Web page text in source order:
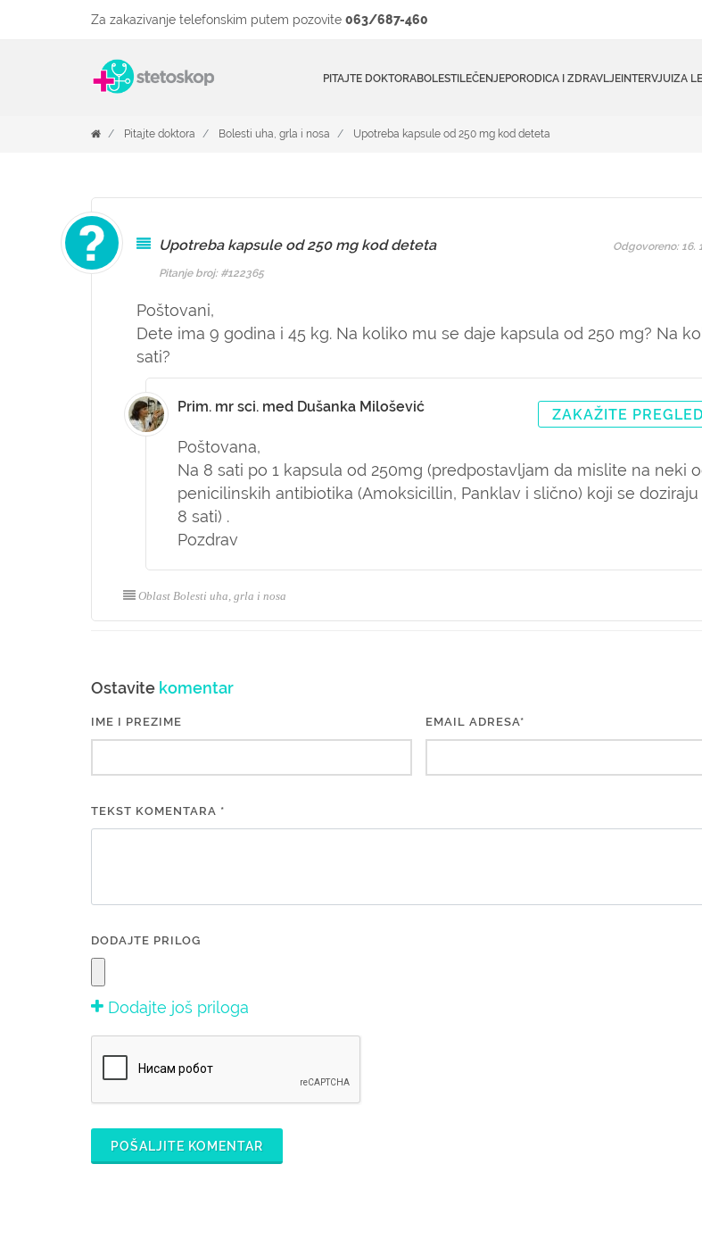
Za zakazivanje telefonskim putem pozovite 063/687-460
PITAJTE DOKTORABOLESTILEČENJEPORODICA I ZDRAVLJEINTERVJUIZA
Pitajte doktora Bolesti uha, grla i nosa Upotreba kapsule od 250 mg kod deteta
Upotreba kapsule od 250 mg kod deteta
Pitanje broj: #122365
Poštovani,
Dete ima 9 godina i 45 kg. Na koliko mu se daje kapsula od 250 mg? Na
sati?
Odgovoreno: 16.
Prim. mr sci. med Dušanka Milošević ZAKAŽITE PREGLED
Poštovana,
Na 8 sati po 1 kapsula od 250mg (predpostavljam da mislite na neki
penicilinskih antibiotika (Amoksicillin, Panklav i slično) koji se doziraju
8 sati) .
Pozdrav
Oblast Bolesti uha, grla i nosa
Ostavite komentar
IME I PREZIME EMAIL ADRESA*
TEKST KOMENTARA *
DODAJTE PRILOG
Dodajte još priloga
POŠALJITE KOMENTAR